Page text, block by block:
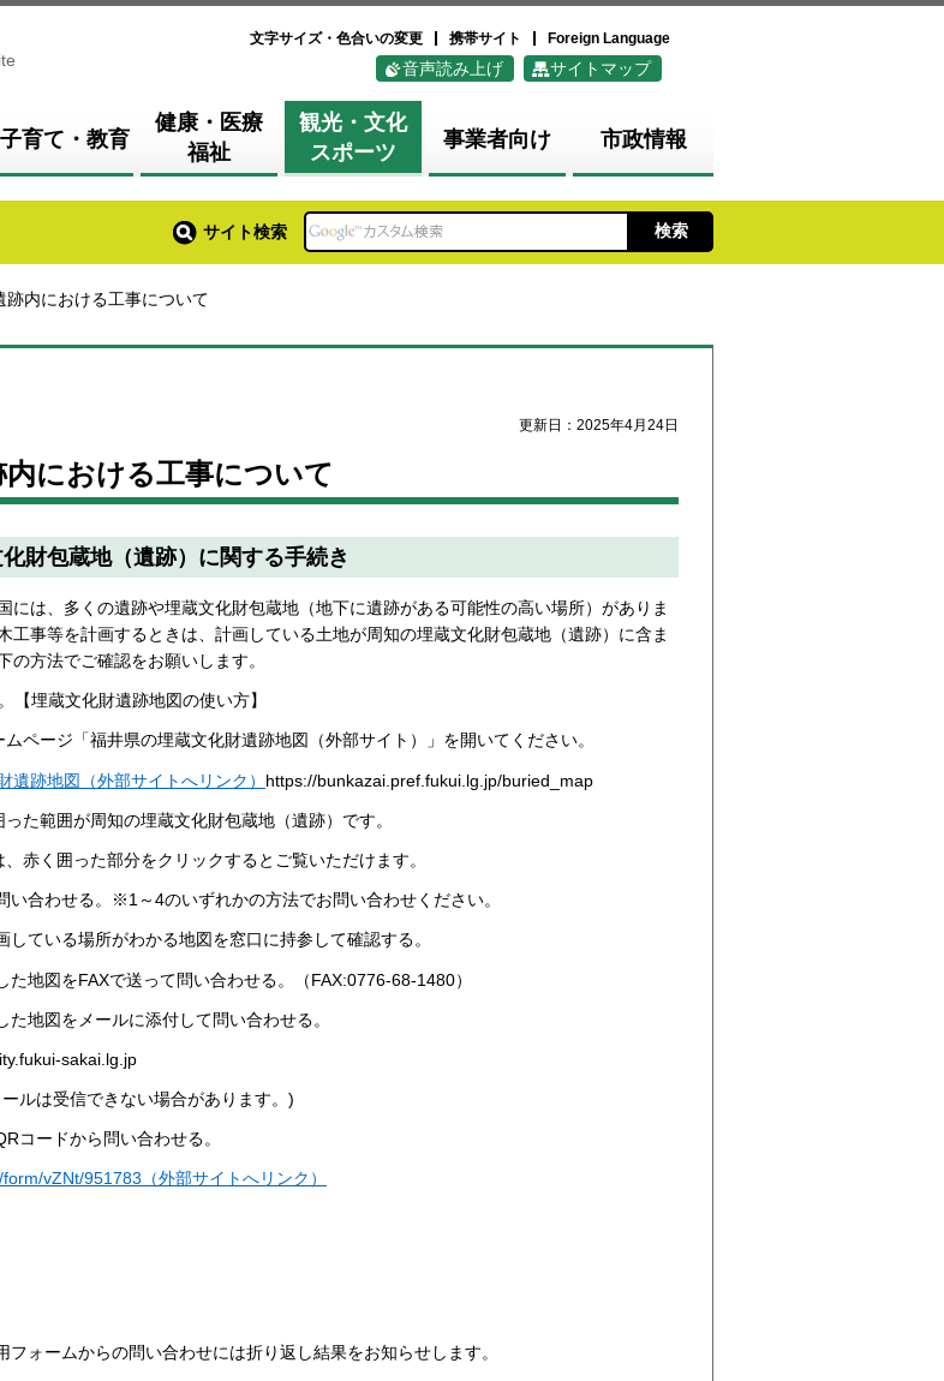
文字サイズ・色合いの変更 携帯サイト Foreign Language
音声読み上げ サイトマップ
子育て・教育
健康・医療
福祉
観光・文化
スポーツ
事業者向け 市政情報
サイト検索
跡内における工事について
更新日：2025年4月24日
内における工事について
財包蔵地（遺跡）に関する手続き
には、多くの遺跡や埋蔵文化財包蔵地（地下に遺跡がある可能性の高い場所）がありま
工事等を計画するときは、計画している土地が周知の埋蔵文化財包蔵地（遺跡）に含ま
の方法でご確認をお願いします。
【埋蔵文化財遺跡地図の使い方】
ムページ「福井県の埋蔵文化財遺跡地図（外部サイト）」を開いてください。
遺跡地図（外部サイトへリンク） https://bunkazai.pref.fukui.lg.jp/buried_map
った範囲が周知の埋蔵文化財包蔵地（遺跡）です。
、赤く囲った部分をクリックするとご覧いただけます。
い合わせる。※1～4のいずれかの方法でお問い合わせください。
している場所がわかる地図を窓口に持参して確認する。
た地図をFAXで送って問い合わせる。（FAX:0776-68-1480）
た地図をメールに添付して問い合わせる。
sakai.lg.jp
ルは受信できない場合があります。)
コードから問い合わせる。
vZNt/951783（外部サイトへリンク）
フォームからの問い合わせには折り返し結果をお知らせします。